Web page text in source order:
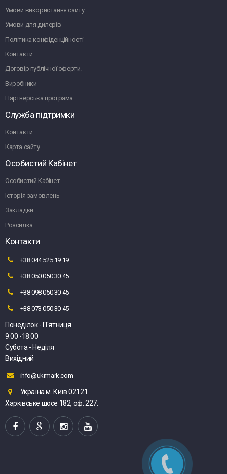
Умови використання сайту
Умови для дилерів
Політика конфіденційності
Контакти
Договір публічної оферти.
Виробники
Партнерська програма
Служба підтримки
Контакти
Карта сайту
Особистий Кабінет
Особистий Кабінет
Історія замовлень
Закладки
Розсилка
Контакти
+38 044 525 19 19
+38 050 050 30 45
+38 098 050 30 45
+38 073 050 30 45
Понеділок - П'ятниця
9:00 -18:00
Субота - Неділя
Вихідний
info@ukrmark.com
Україна м. Київ 02121
Харківське шосе 182, оф. 227.